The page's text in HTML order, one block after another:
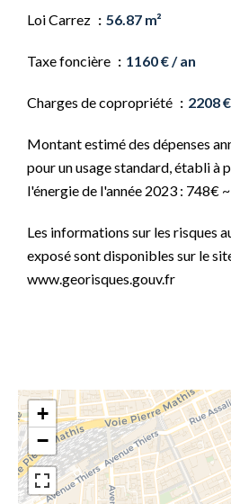
Loi Carrez 56.87 m²
Taxe foncière 1160 € / an
Charges de copropriété 2208
Montant estimé des dépenses
pour un usage standard, établi à
l'énergie de l'année 2023 : 748€
Les informations sur les risques
exposé sont disponibles sur le
www.georisques.gouv.fr
+
−